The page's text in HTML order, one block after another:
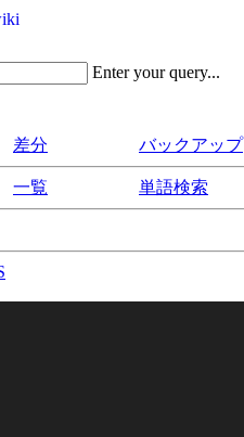
Enter your query...
差分 バックアップ
一覧 単語検索